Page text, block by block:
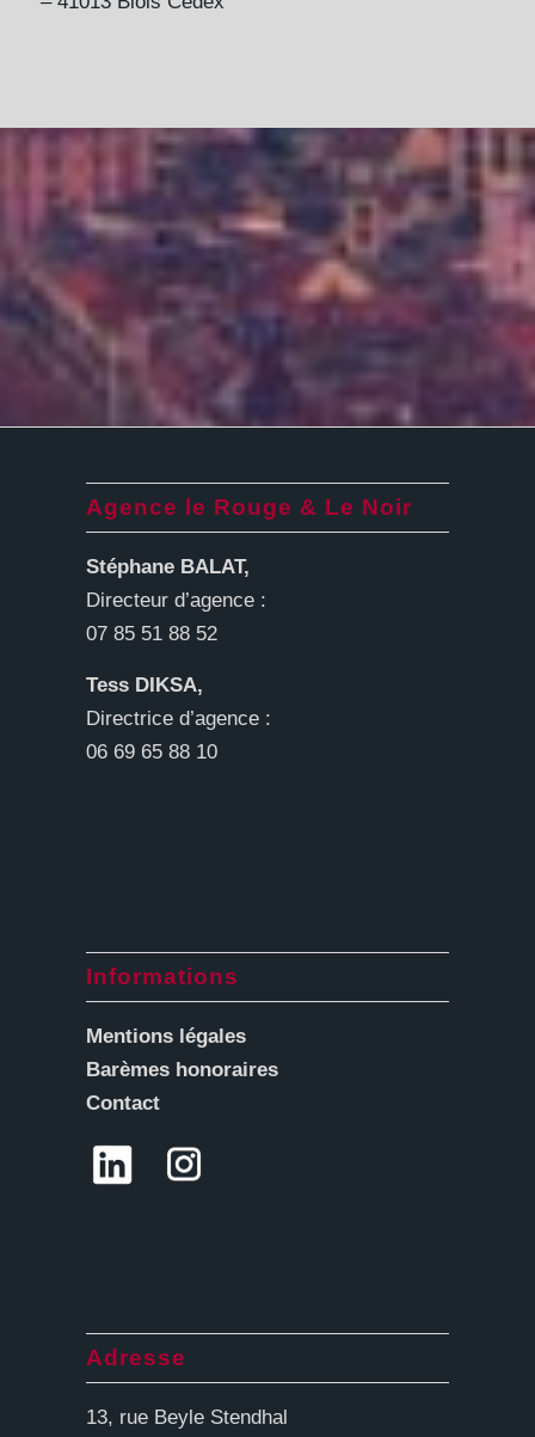
Agence le Rouge & Le Noir
Stéphane BALAT,
Directeur d’agence :
07 85 51 88 52
Tess DIKSA,
Directrice d’agence :
06 69 65 88 10
Informations
Mentions légales
Barèmes honoraires
Contact
Adresse
13, rue Beyle Stendhal